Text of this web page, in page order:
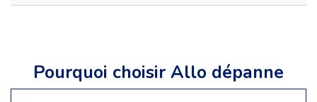
Pourquoi choisir Allo dépanne